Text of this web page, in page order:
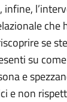
infine,
che
se
su
e
e non